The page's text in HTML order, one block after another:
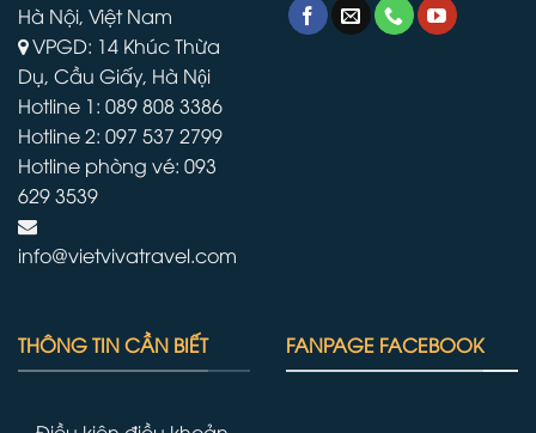
Hà Nội, Việt Nam
VPGD: 14 Khúc Thừa
Dụ, Cầu Giấy, Hà Nội
Hotline 1: 089 808 3386
Hotline 2: 097 537 2799
Hotline phòng vé: 093
629 3539
info@vietvivatravel.com
THÔNG TIN CẦN BIẾT FANPAGE FACEBOOK